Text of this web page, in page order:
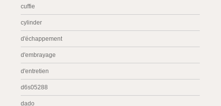
cuffie
cylinder
d'échappement
d'embrayage
d'entretien
d6s05288
dado